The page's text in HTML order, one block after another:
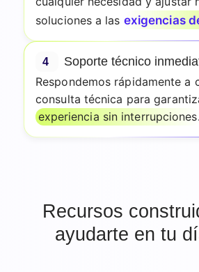
soluciones a las exigencias
4
Soporte técnico
Respondemos rápidamente a
consulta técnica para
experiencia sin interrupciones.
Recursos
ayudarte en tu